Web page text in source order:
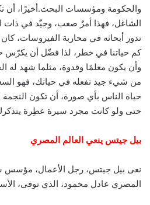
والحكومة ومؤسسات البحث.أخيرًا، أن
الشاغل، فهذا أمرٌ صعب، وجيّد في
تدور أبحاثه في محاربة الفيروسات،
كم حياتنا في خطر، لذا فضّل أن يكرّس
وأن يكون معلمًا وقدوة، مثلما شهد له
من شيء جيد تفعله في حياتك، فهو
حياة الناس بأي صورة، أن تكون
حتى ولو كانت مجرد سيرة عطِرة
بيل جيتس ينعي العالم المصري
نعى بيل جيتس، رجل الأعمال، مؤسس
المصري عادل محمود، الذي توفى،